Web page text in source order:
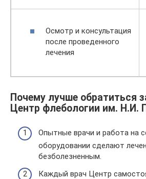
Осмотр и консультация
после проведенного
лечения
Почему лучше обратиться
Центр флебологии им. Н.И.
Опытные врачи и работа на
оборудовании сделают
безболезненным.
Каждый врач Центр